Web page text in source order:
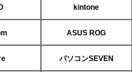
kintone
ASUS ROG
パソコンSEVEN